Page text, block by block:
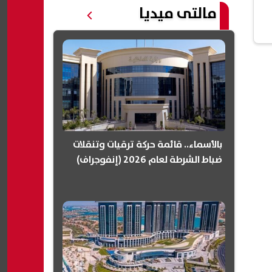
مالتى ميديا
بالأسماء.. قائمة حركة ترقيات وتنقلات
ضباط الشرطة لعام 2026 (إنفوجراف)